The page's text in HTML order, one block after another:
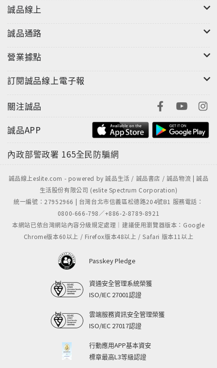
誠品線上
誠品通路
營業據點
訂閱誠品線上電子報
關注誠品
誠品APP
內政部警政署 165全民防騙網
誠品線上eslite.com - powered by 誠品生活 / 誠品書店 / 誠品物流 | 誠品
生活股份有限公司 (eslite Spectrum Corporation)
統一編號：27952966 | 台灣台北市信義區松德路204號B1 服務電話：
0800-666-798／+886-2-8789-8921
本網站已依台灣網站內容分級規定處理｜建議使用瀏覽器版本：Google
Chrome版本60以上 / Firefox版本48以上 / Safari 版本11以上
Passkey Pledge
資通安全管理系統榮獲
ISO/IEC 27001認證
雲端服務資訊安全管理榮獲
ISO/IEC 27017認證
行動應用APP基本資安
標章最高L3等級認證